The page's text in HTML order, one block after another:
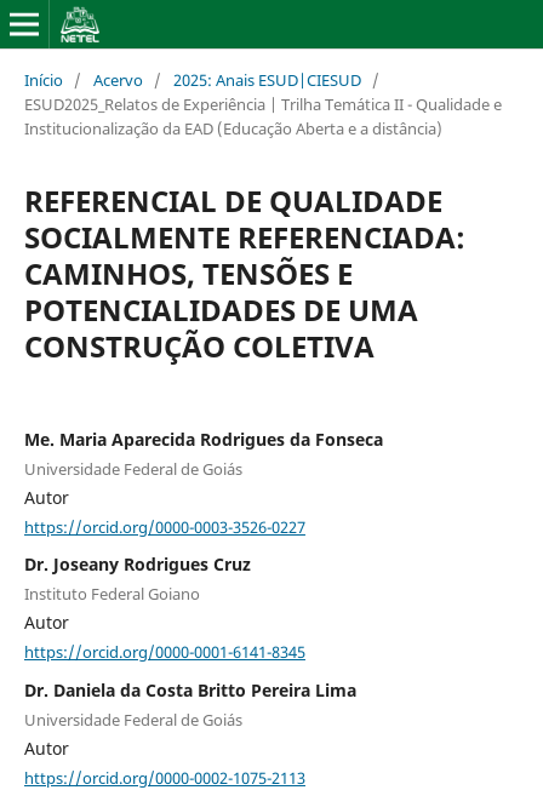
Início / Acervo / 2025: Anais ESUD|CIESUD /
ESUD2025_Relatos de Experiência | Trilha Temática II - Qualidade e
Institucionalização da EAD (Educação Aberta e a distância)
REFERENCIAL DE QUALIDADE
SOCIALMENTE REFERENCIADA:
CAMINHOS, TENSÕES E
POTENCIALIDADES DE UMA
CONSTRUÇÃO COLETIVA
Me. Maria Aparecida Rodrigues da Fonseca
Universidade Federal de Goiás
Autor
https://orcid.org/0000-0003-3526-0227
Dr. Joseany Rodrigues Cruz
Instituto Federal Goiano
Autor
https://orcid.org/0000-0001-6141-8345
Dr. Daniela da Costa Britto Pereira Lima
Universidade Federal de Goiás
Autor
https://orcid.org/0000-0002-1075-2113